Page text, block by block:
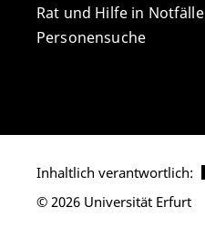
Rat und Hilfe in
Personensuche
Inhaltlich verantwortlich:
© 2026 Universität Erfurt